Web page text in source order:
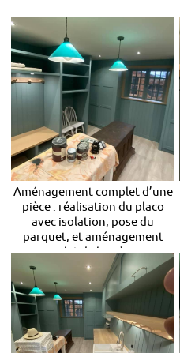
Aménagement complet d’une
pièce : réalisation du placo
avec isolation, pose du
parquet, et aménagement
complet de la pièce en
rangements